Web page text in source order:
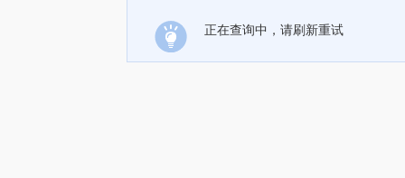
正在查询中，请刷新重试